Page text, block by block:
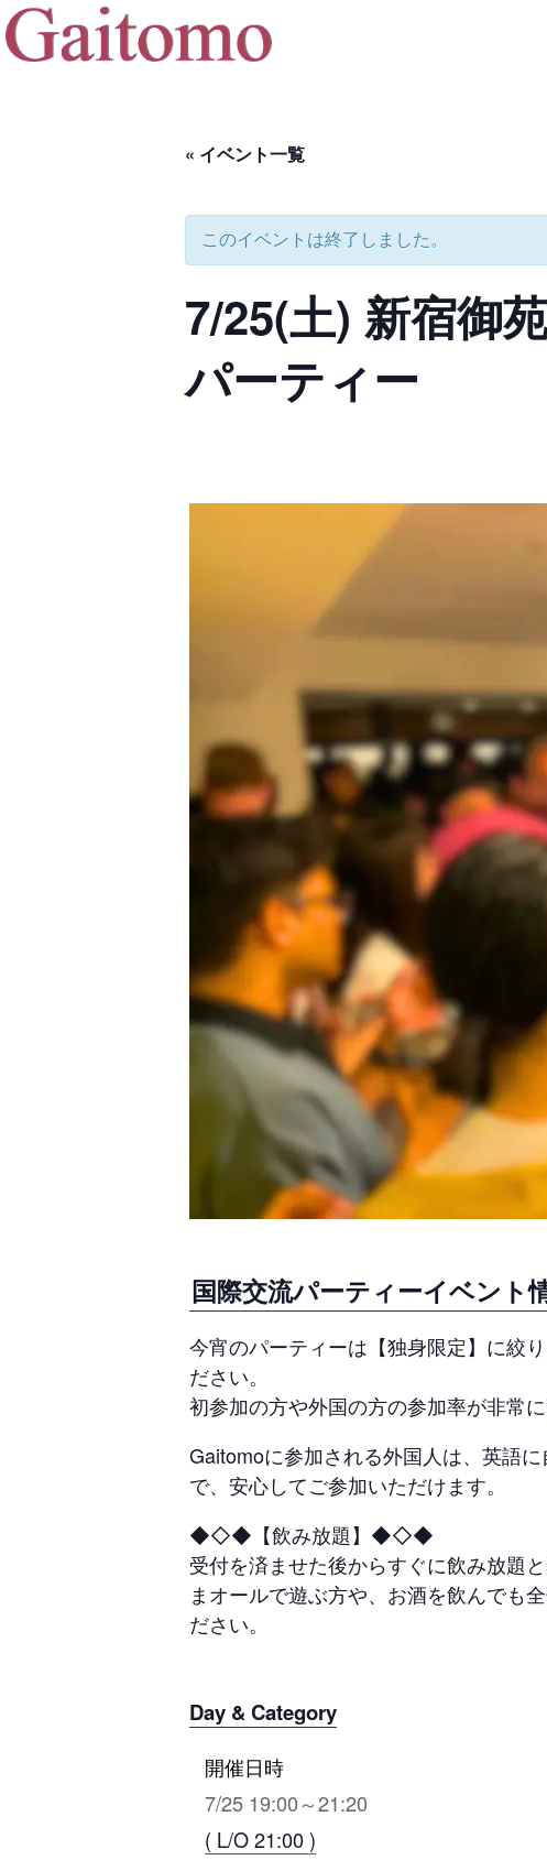
« イベント一覧
このイベントは終了しました。
7/25(土) 新宿御
パーティー
国際交流パーティーイベント
今宵のパーティーは【独身限定】に絞
ださい。
初参加の方や外国の方の参加率が非常
Gaitomoに参加される外国人は、英語
で、安心してご参加いただけます。
◆◇◆【飲み放題】◆◇◆
受付を済ませた後からすぐに飲み放題
まオールで遊ぶ方や、お酒を飲んでも
ださい。
Day & Category
開催日時
7/25 19:00～21:20
( L/O 21:00 )